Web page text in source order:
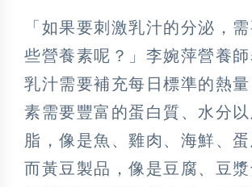
「如果要刺激乳汁的分泌，
些營養素呢？」李婉萍營養
乳汁需要補充每日標準的熱
素需要豐富的蛋白質、水分
脂，像是魚、雞肉、海鮮、蛋
而黃豆製品，像是豆腐、豆